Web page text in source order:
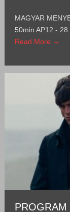
MAGYAR
50min AP12 -
Read More →
PROGRAM